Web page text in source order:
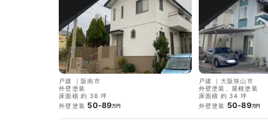
戸建 ｜阪南市
外壁塗装
床面積 約 38 坪
外壁塗装 50-89万円
戸建 ｜ 大阪狭山市
外壁塗装、屋根塗装
床面積 約 34 坪
外壁塗装 50-89万円